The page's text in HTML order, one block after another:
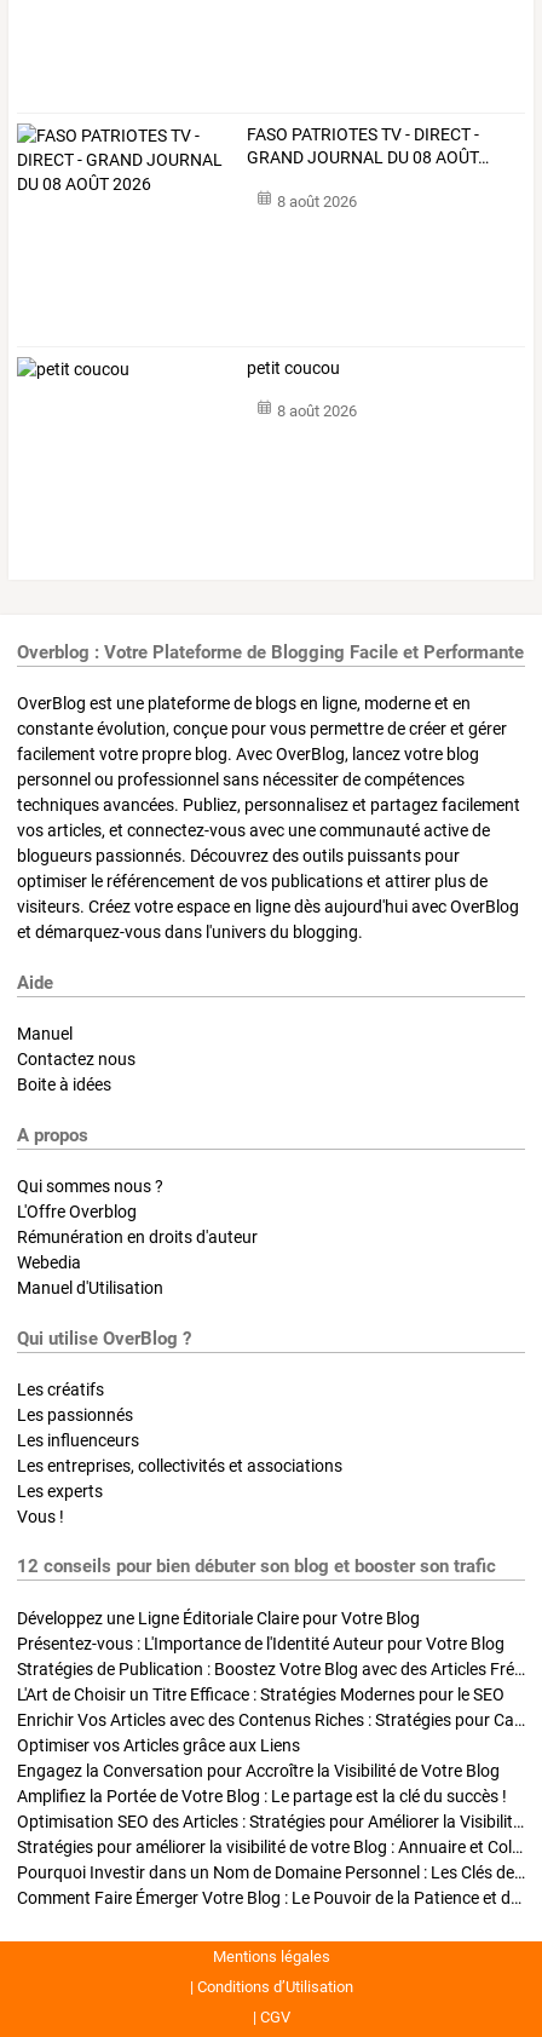
FASO PATRIOTESTV- DIRECT-
GRANDJOURNAL DU08 AOÛT…
8 août 2026
petit coucou
8 août 2026
Overblog : Votre Plateforme de Blogging Facile et Performante
OverBlog est une plateforme de blogs en ligne, moderne et en
constante évolution, conçue pour vous permettre de créer et gérer
facilement votre propre blog. Avec OverBlog, lancez votre blog
personnel ou professionnel sans nécessiter de compétences
techniques avancées. Publiez, personnalisez et partagez facilement
vos articles, et connectez-vous avec une communauté active de
blogueurs passionnés. Découvrez des outils puissants pour
optimiser le référencement de vos publications et attirer plus de
visiteurs. Créez votre espace en ligne dès aujourd'hui avec OverBlog
et démarquez-vous dans l'univers du blogging.
Aide
Manuel
Contactez nous
Boite à idées
A propos
Qui sommes nous ?
L'Offre Overblog
Rémunération en droits d'auteur
Webedia
Manuel d'Utilisation
Qui utilise OverBlog ?
Les créatifs
Les passionnés
Les influenceurs
Les entreprises, collectivités et associations
Les experts
Vous !
12 conseils pour bien débuter son blog et booster son trafic
Développez une Ligne Éditoriale Claire pour Votre Blog
Présentez-vous : L'Importance de l'Identité Auteur pour Votre Blog
Stratégies de Publication : Boostez Votre Blog avec des Articles Fréquents et Exclusifs
L'Art de Choisir un Titre Efficace : Stratégies Modernes pour le SEO
Enrichir Vos Articles avec des Contenus Riches : Stratégies pour Captiver et Optimiser
Optimiser vos Articles grâce aux Liens
Engagez la Conversation pour Accroître la Visibilité de Votre Blog
Amplifiez la Portée de Votre Blog : Le partage est la clé du succès !
Optimisation SEO des Articles : Stratégies pour Améliorer la Visibilité de Votre Blog
Stratégies pour améliorer la visibilité de votre Blog : Annuaire et Collaborations
Pourquoi Investir dans un Nom de Domaine Personnel : Les Clés de la Réussite de Votre Blog
Comment Faire Émerger Votre Blog : Le Pouvoir de la Patience et de la Persévérance
Mentions légales
Conditions d’Utilisation
CGV